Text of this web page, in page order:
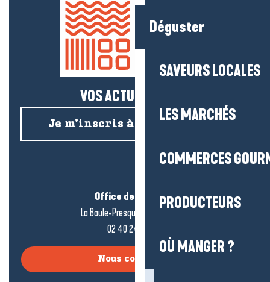
Déguster
SAVEURS LOCALES
LES MARCHÉS
COMMERCES
PRODUCTEURS
OÙ MANGER ?
VOS ACTUS SALÉES !
Je m’inscris à la newsletter
Office de tourisme
La Baule-Presqu’île de Guérande
02 40 24 34 44
Nous contacter